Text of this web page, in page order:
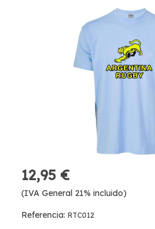
12,95 €
(IVA General 21% incluido)
Referencia: RTC012